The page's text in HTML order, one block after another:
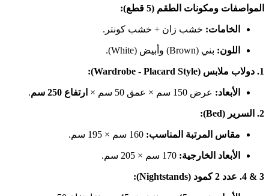
المواصفات ومكونات الطقم (5 قطع):
الخامات: خشب زان + خشب كونتر.
اللون: بني (Brown) وأبيض (White).
1. دولاب ملابس (Wardrobe - Placard Style):
الأبعاد: عرض 150 سم × عمق 50 سم × ارتفاع 250 سم .
2. السرير (Bed):
مقاس المرتبة المناسب:
الأبعاد الخارجية:
3 & 4. عدد 2 كمود (Nightstands):